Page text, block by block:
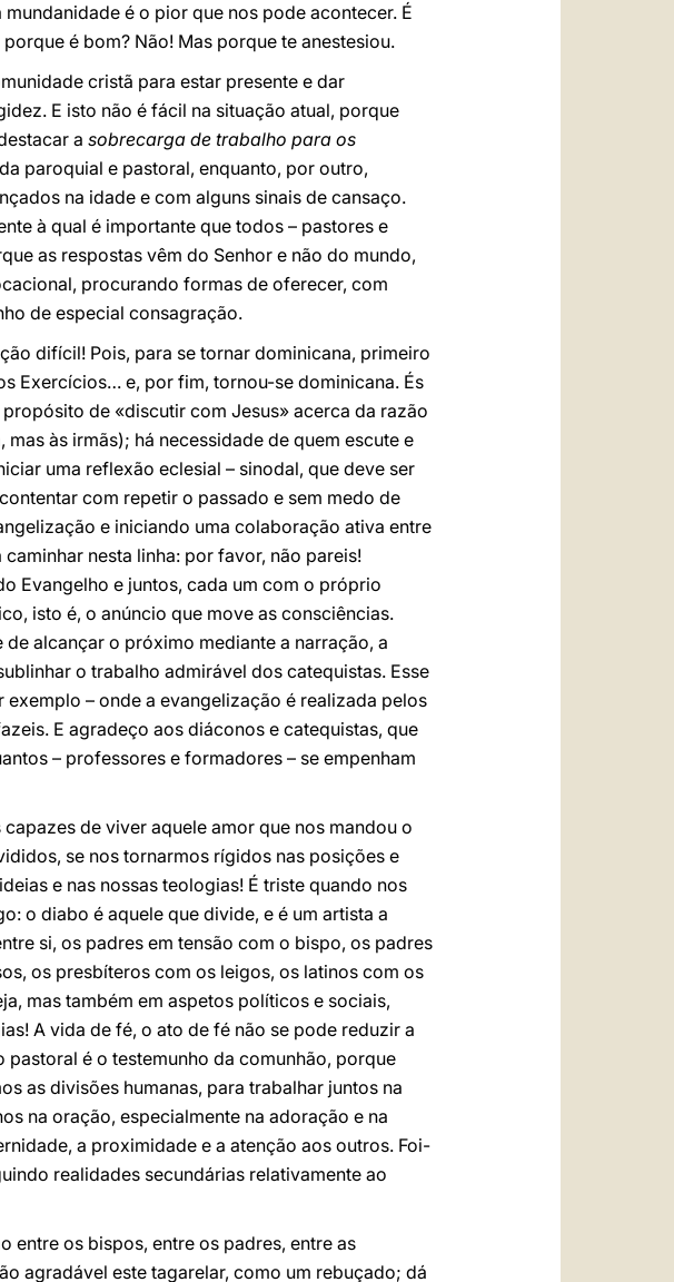
é o pior que nos pode acontecer. É
é bom? Não! Mas porque te anestesiou.
cristã para estar presente e dar
E isto não é fácil na situação atual, porque
a sobrecarga de trabalho para os
paroquial e pastoral, enquanto, por outro,
na idade e com alguns sinais de cansaço.
à qual é importante que todos – pastores e
as respostas vêm do Senhor e não do mundo,
procurando formas de oferecer, com
de especial consagração.
difícil! Pois, para se tornar dominicana, primeiro
Exercícios… e, por fim, tornou-se dominicana. És
de «discutir com Jesus» acerca da razão
às irmãs); há necessidade de quem escute e
uma reflexão eclesial – sinodal, que deve ser
com repetir o passado e sem medo de
e iniciando uma colaboração ativa entre
nesta linha: por favor, não pareis!
Evangelho e juntos, cada um com o próprio
isto é, o anúncio que move as consciências.
alcançar o próximo mediante a narração, a
o trabalho admirável dos catequistas. Esse
– onde a evangelização é realizada pelos
E agradeço aos diáconos e catequistas, que
– professores e formadores – se empenham
de viver aquele amor que nos mandou o
se nos tornarmos rígidos nas posições e
e nas nossas teologias! É triste quando nos
o diabo é aquele que divide, e é um artista a
si, os padres em tensão com o bispo, os padres
os presbíteros com os leigos, os latinos com os
mas também em aspetos políticos e sociais,
A vida de fé, o ato de fé não se pode reduzir a
é o testemunho da comunhão, porque
as divisões humanas, para trabalhar juntos na
na oração, especialmente na adoração e na
a proximidade e a atenção aos outros. Foi-
realidades secundárias relativamente ao
entre os bispos, entre os padres, entre as
agradável este tagarelar, como um rebuçado; dá